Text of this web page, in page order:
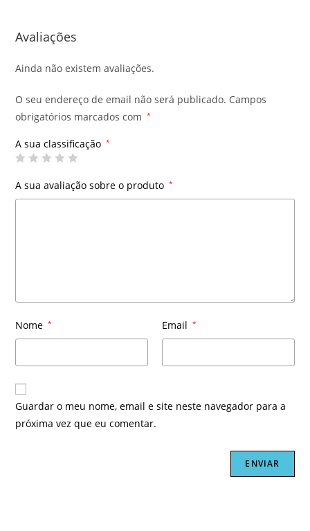
Avaliações
Ainda não existem avaliações.
O seu endereço de email não será publicado. Campos
obrigatórios marcados com
*
A sua classificação *
A sua avaliação sobre o produto *
Nome * Email *
Guardar o meu nome, email e site neste navegador para a
próxima vez que eu comentar.